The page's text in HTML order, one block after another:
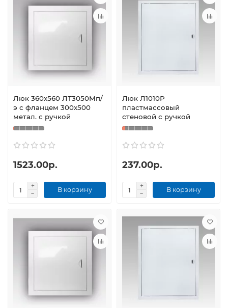
Люк 360х560 ЛТ3050Мп/
э с фланцем 300х500
метал. с ручкой
1523.00р.
В корзину
Люк Л1010Р
пластмассовый
стеновой с ручкой
237.00р.
В корзину